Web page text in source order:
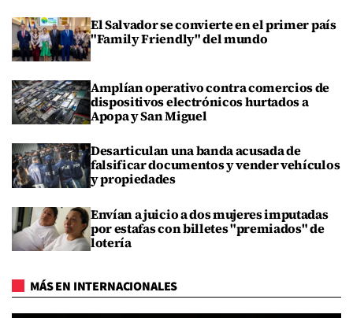
El Salvador se convierte en el primer país
"Family Friendly" del mundo
Amplían operativo contra comercios de
dispositivos electrónicos hurtados a
Apopa y San Miguel
Desarticulan una banda acusada de
falsificar documentos y vender vehículos
y propiedades
Envían a juicio a dos mujeres imputadas
por estafas con billetes "premiados" de
lotería
MÁS EN INTERNACIONALES